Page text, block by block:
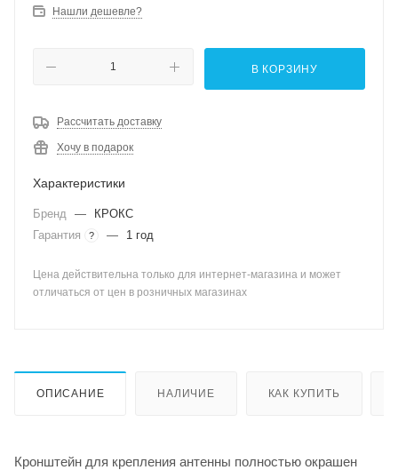
Нашли дешевле?
В КОРЗИНУ
Рассчитать доставку
Хочу в подарок
Характеристики
Бренд —
КРОКС
Гарантия
? — 1 год
Цена действительна только для интернет-магазина и может
отличаться от цен в розничных магазинах
ОПИСАНИЕ НАЛИЧИЕ КАК КУПИТЬ
Кронштейн для крепления антенны полностью окрашен